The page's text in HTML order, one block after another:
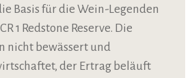
Basis für die Wein-Legenden
1 Redstone Reserve. Die
nicht bewässert und
der Ertrag beläuft